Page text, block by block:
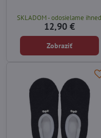
SKLADOM - odosielame
12,90 €
Zobraziť